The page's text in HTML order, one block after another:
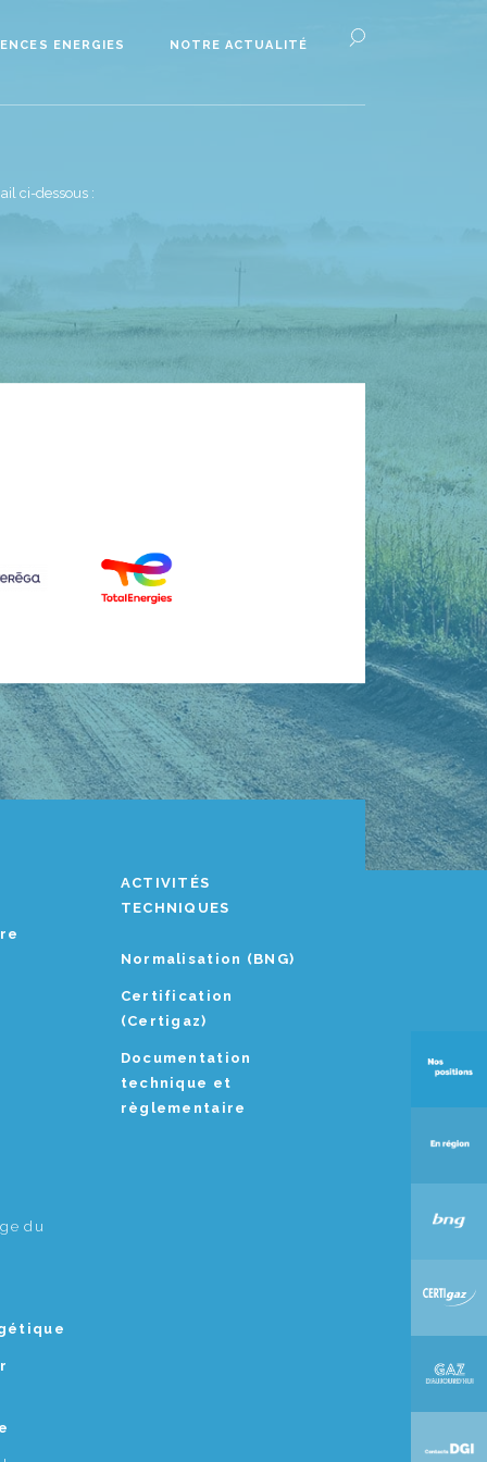
ENERGIES NOTRE ACTUALITÉ
ci-dessous :
du
ACTIVITÉS
TECHNIQUES
Normalisation (BNG)
Certification
(Certigaz)
Documentation
technique et
règlementaire